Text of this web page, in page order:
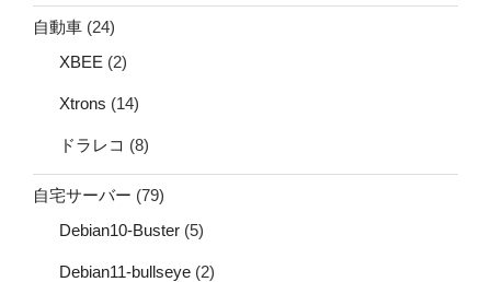
自動車 (24)
XBEE (2)
Xtrons (14)
ドラレコ (8)
自宅サーバー (79)
Debian10-Buster (5)
Debian11-bullseye (2)